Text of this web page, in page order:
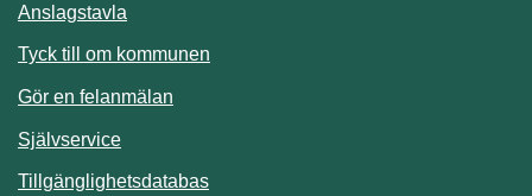
Anslagstavla
Tyck till om kommunen
Gör en felanmälan
SjälvserviceLänk till annan webbplats.
TillgänglighetsdatabasLänk till annan webbplats.